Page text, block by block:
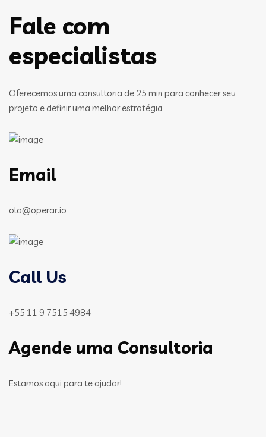
Fale com
especialistas
Oferecemos uma consultoria de 25 min para conhecer seu
projeto e definir uma melhor estratégia
Email
ola@operar.io
Call Us
+55 11 9 7515 4984
Agende uma Consultoria
Estamos aqui para te ajudar!